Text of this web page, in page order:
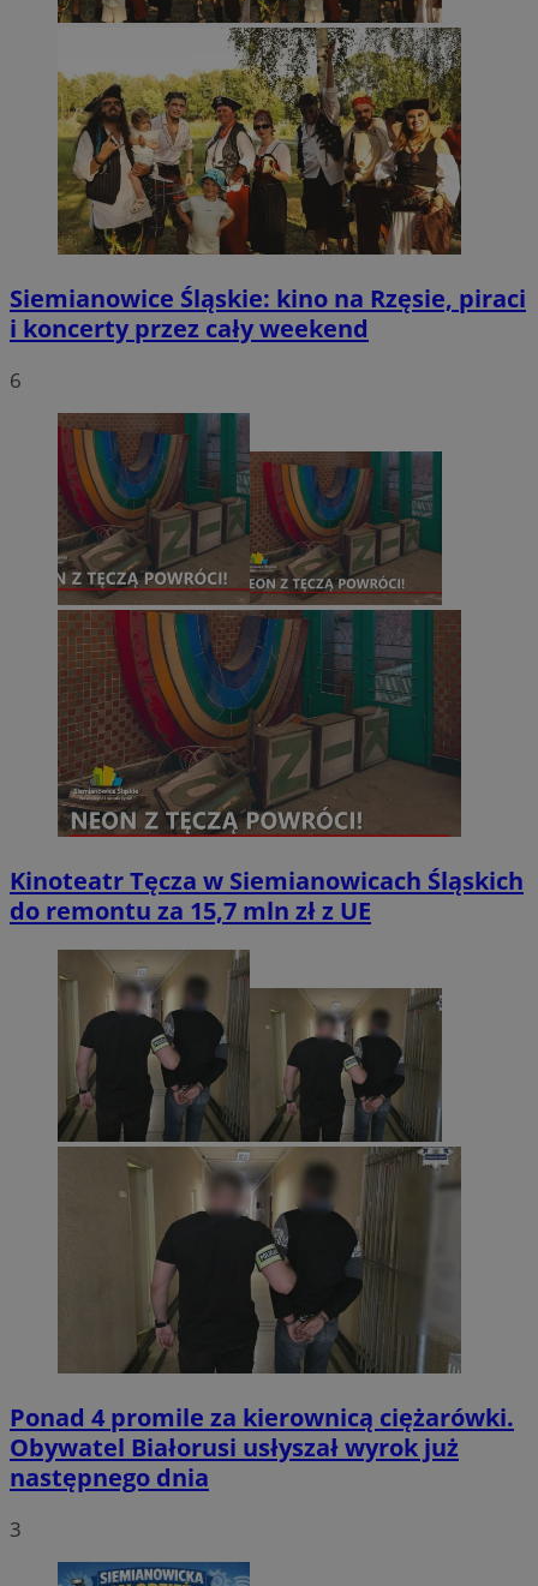
Siemianowice Śląskie: kino na Rzęsie, piraci
i koncerty przez cały weekend
6
Kinoteatr Tęcza w Siemianowicach Śląskich
do remontu za 15,7 mln zł z UE
Ponad 4 promile za kierownicą ciężarówki.
Obywatel Białorusi usłyszał wyrok już
następnego dnia
3